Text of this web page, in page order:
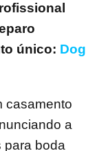
único: Dog